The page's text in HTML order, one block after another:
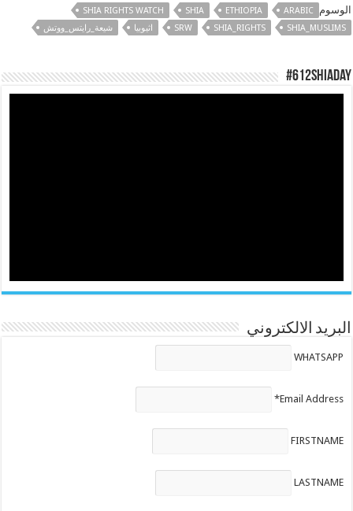
الوسوم ARABIC
ETHIOPIA
SHIA
SHIA RIGHTS WATCH
SHIA_MUSLIMS
SHIA_RIGHTS
SRW اثيوبيا شيعة_رايتس_ووتش
#612ShiaDay
البريد الالكتروني
WHATSAPP
Email Address*
FIRSTNAME
LASTNAME